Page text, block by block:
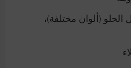
الحلو (ألوان مختلفة)،